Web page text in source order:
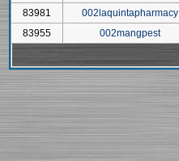
83981
002laquintapharmacy
83955
002mangpest